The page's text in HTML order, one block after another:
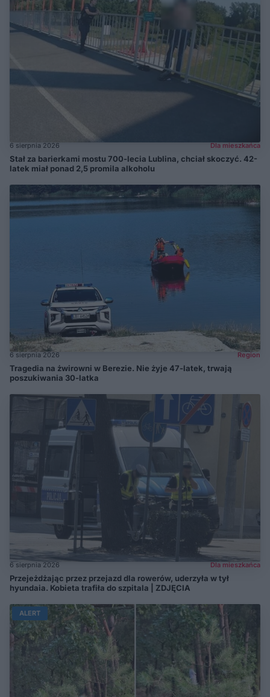
6 sierpnia 2026 Dla mieszkańca
Stał za barierkami mostu 700-lecia Lublina, chciał skoczyć. 42-
latek miał ponad 2,5 promila alkoholu
6 sierpnia 2026 Region
Tragedia na żwirowni w Berezie. Nie żyje 47-latek, trwają
poszukiwania 30-latka
6 sierpnia 2026 Dla mieszkańca
Przejeżdżając przez przejazd dla rowerów, uderzyła w tył
hyundaia. Kobieta trafiła do szpitala | ZDJĘCIA
ALERT